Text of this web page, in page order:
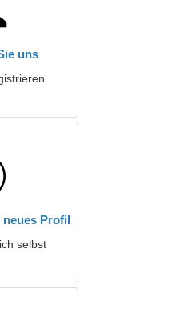
uns
neues Profil
selbst